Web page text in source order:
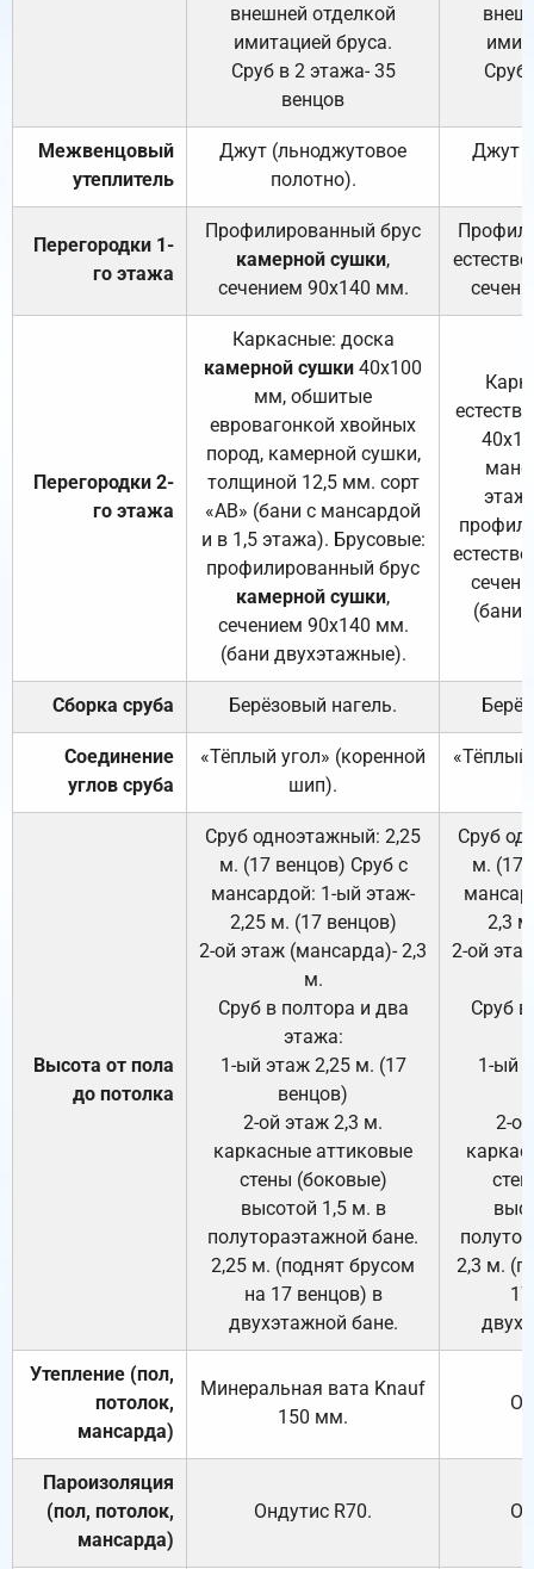
внешней отделкой
имитацией бруса.
Сруб в 2 этажа- 35
венцов
Сруб
Межвенцовый
утеплитель
Джут (льноджутовое
полотно).
Джут
Перегородки 1-
го этажа
Профилированный брус
камерной сушки,
сечением 90х140 мм.
Перегородки 2-
го этажа
Каркасные: доска
камерной сушки 40х100
мм, обшитые
евровагонкой хвойных
пород, камерной сушки,
толщиной 12,5 мм. сорт
«АВ» (бани с мансардой
и в 1,5 этажа). Брусовые:
профилированный брус
камерной сушки,
сечением 90х140 мм.
(бани двухэтажные).
(бани
Сборка сруба Берёзовый нагель.
Соединение
углов сруба
«Тёплый угол» (коренной
шип).
«Тёплый
Высота от пола
до потолка
Сруб одноэтажный: 2,25
м. (17 венцов) Сруб с
мансардой: 1-ый этаж-
2,25 м. (17 венцов)
2-ой этаж (мансарда)- 2,3
м.
Сруб в полтора и два
этажа:
1-ый этаж 2,25 м. (17
венцов)
2-ой этаж 2,3 м.
каркасные аттиковые
стены (боковые)
высотой 1,5 м. в
полутораэтажной бане.
2,25 м. (поднят брусом
на 17 венцов) в
двухэтажной бане.
Сруб
м. (17
2,3
2-ой
Сруб
1-ый
2-
2,3 м.
Утепление (пол,
потолок,
мансарда)
Минеральная вата Knauf
150 мм.
Пароизоляция
(пол, потолок,
мансарда)
Ондутис R70.